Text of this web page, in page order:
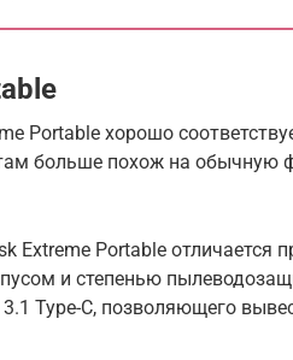
Portable хорошо
больше похож на обычную
Extreme Portable отличается
и степенью
Type-C, позволяющего